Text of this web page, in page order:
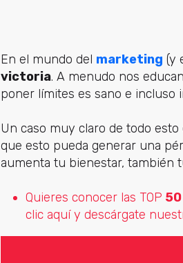
En el mundo del marketing (y
victoria. A menudo nos
poner límites es sano e
Un caso muy claro de todo
que esto pueda generar una
aumenta tu bienestar, también
Quieres conocer las TOP
clic aquí y descárgate